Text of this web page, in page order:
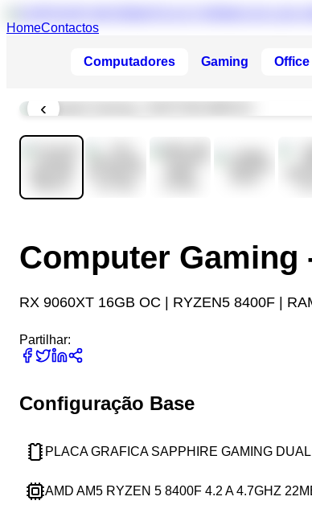
HomeContactos
Computadores Gaming Office
‹
Computer Gaming
RX 9060XT 16GB OC | RYZEN5 8400F |
Partilhar:
Configuração Base
PLACA GRAFICA SAPPHIRE GAMING
AMD AM5 RYZEN 5 8400F 4.2 A 4.7GHZ